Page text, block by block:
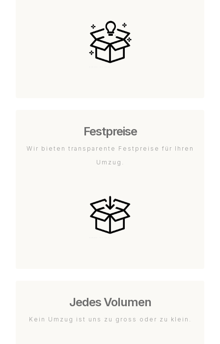
Festpreise
Wir bieten transparente Festpreise für Ihren
Umzug.
Jedes Volumen
Kein Umzug ist uns zu gross oder zu klein.